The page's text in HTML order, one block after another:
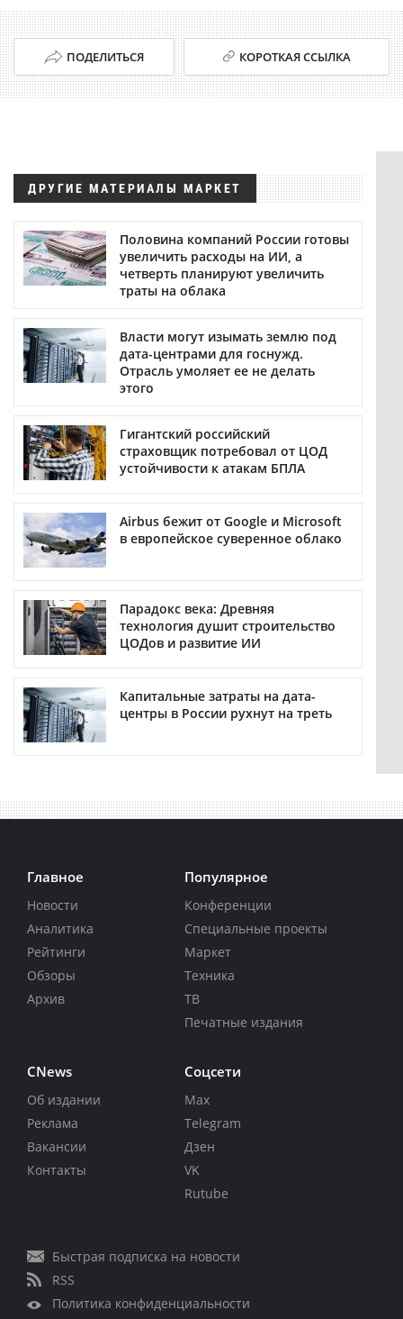
ПОДЕЛИТЬСЯ КОРОТКАЯ ССЫЛКА
ДРУГИЕ МАТЕРИАЛЫ МАРКЕТ
Половина компаний России готовы
увеличить расходы на ИИ, а
четверть планируют увеличить
траты на облака
Власти могут изымать землю под
дата-центрами для госнужд.
Отрасль умоляет ее не делать
этого
Гигантский российский
страховщик потребовал от ЦОД
устойчивости к атакам БПЛА
Airbus бежит от Google и Microsoft
в европейское суверенное облако
Парадокс века: Древняя
технология душит строительство
ЦОДов и развитие ИИ
Капитальные затраты на дата-
центры в России рухнут на треть
Главное
Новости
Аналитика
Рейтинги
Обзоры
Архив
Популярное
Конференции
Специальные проекты
Маркет
Техника
ТВ
Печатные издания
CNews
Об издании
Реклама
Вакансии
Контакты
Соцсети
Max
Telegram
Дзен
VK
Rutube
Быстрая подписка на новости
RSS
Политика конфиденциальности